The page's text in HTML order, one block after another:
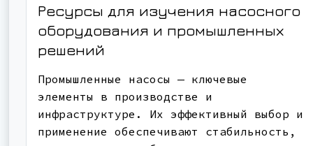
Ресурсы для изучения насосного
оборудования и промышленных
решений
Промышленные насосы — ключевые
элементы в производстве и
инфраструктуре. Их эффективный выбор и
применение обеспечивают стабильность,